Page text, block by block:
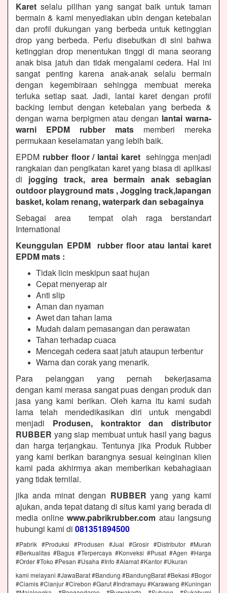
Karet selalu pilihan yang sangat baik untuk taman
bermain & kami menyediakan ubin dengan ketebalan
dan profil dukungan yang berbeda untuk ketinggian
drop yang berbeda. Perlu disebutkan di sini bahwa
ketinggian drop menentukan tinggi di mana seorang
anak bisa jatuh dan tidak mengalami cedera. Hal ini
sangat penting karena anak-anak selalu bermain
dengan kegembiraan sehingga membuat mereka
terluka setiap saat. Jadi, lantai karet dengan profil
backing lembut dengan ketebalan yang berbeda &
dengan warna berpigmen atau dengan lantai warna-
warni EPDM rubber mats memberi mereka
permukaan keselamatan yang lebih baik.
EPDM rubber floor / lantai karetsehingga menjadi
rangkaian dan pengikatan karet yang biasa di aplikasi
di jogging track, area bermain anak sebagian
outdoor playground mats , Jogging track,lapangan
basket, kolam renang, waterpark dan sebagainya
Sebagai area tempat olah raga berstandart
International
Keunggulan EPDM rubber floor atau lantai karet
EPDM mats :
Tidak licin meskipun saat hujan
Cepat menyerap air
Anti slip
Aman dan nyaman
Awet dan tahan lama
Mudah dalam pemasangan dan perawatan
Tahan terhadap cuaca
Mencegah cedera saat jatuh ataupun terbentur
Warna dan corak yang menarik.
Para pelanggan yang pernah bekerjasama
dengan kami merasa sangat puas dengan produk dan
jasa yang kami berikan. Oleh karna itu kami sudah
lama telah mendedikasikan diri untuk mengabdi
menjadi Produsen, kontraktor dan distributor
RUBBER yang siap membuat untuk hasil yang bagus
dan harga terjangkau. Tentunya jika Produk Rubber
yang kami berikan barangnya sesuai keinginan klien
kami pada akhirmya akan memberikan kebahagiaan
yang tidak ternilai.
jika anda minat dengan RUBBER yang yang kami
ajukan, anda tepat datang di situs kami yang berada di
media online www.pabrikrubber.com atau langsung
hubungi kami di 081351894500
#Pabrik #Produksi #Produsen #Jual #Grosir #Distributor #Murah
#Berkualitas #Bagus #Terpercaya #Konveksi #Pusat #Agen #Harga
#Order #Toko #Pesan #Usaha #Info #Alamat #Kantor #Ukuran
kami melayani #JawaBarat #Bandung #BandungBarat #Bekasi #Bogor
#Ciamis #Cianjur #Cirebon #Garut #Indramayu #Karawang #Kuningan